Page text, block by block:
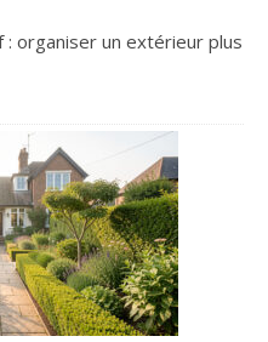
organiser un extérieur plus